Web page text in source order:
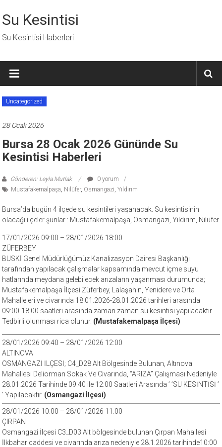
geç
Su Kesintisi
Su Kesintisi Haberleri
Uncategorized
28 Ocak 2026
Bursa 28 Ocak 2026 Gününde Su
Kesintisi Haberleri
Gönderen: Leyla Mutlak
0 yorum
Mustafakemalpaşa, Nilüfer, Osmangazi,Yıldırım
Bursa’da bugün 4 ilçede su kesintileri yaşanacak. Su kesintisinin
olacağı ilçeler şunlar : Mustafakemalpaşa, Osmangazi, Yıldırım, Nilüfer
17/01/2026 09:00 – 28/01/2026 18:00
ZÜFERBEY
BUSKİ Genel Müdürlüğümüz Kanalizasyon Dairesi Başkanlığı
tarafından yapılacak çalışmalar kapsamında mevcut içme suyu
hatlarında meydana gelebilecek arızaların yaşanması durumunda;
Mustafakemalpaşa İlçesi Züferbey, Lalaşahin, Yenidere ve Orta
Mahalleleri ve civarında 18.01.2026-28.01.2026 tarihleri arasında
09:00-18:00 saatleri arasında zaman zaman su kesintisi yapılacaktır.
Tedbirli olunması rica olunur. (Mustafakemalpaşa İlçesi)
28/01/2026 09:40 – 28/01/2026 12:00
ALTINOVA
OSMANGAZİ İLÇESİ; C4_D28 Alt Bölgesinde Bulunan, Altınova
Mahallesi Deliorman Sokak Ve Civarında, “ARIZA” Çalışması Nedeniyle
28.01.2026 Tarihinde 09:40 ile 12:00 Saatleri Arasında ’ ’SU KESİNTİSİ ’
’ Yapılacaktır. (Osmangazi İlçesi)
28/01/2026 10:00 – 28/01/2026 11:00
ÇIRPAN
Osmangazi İlçesi C3_D03 Alt bölgesinde bulunan Çırpan Mahallesi
İlkbahar caddesi ve civarında arıza nedeniyle 28.1.2026 tarihinde10:00